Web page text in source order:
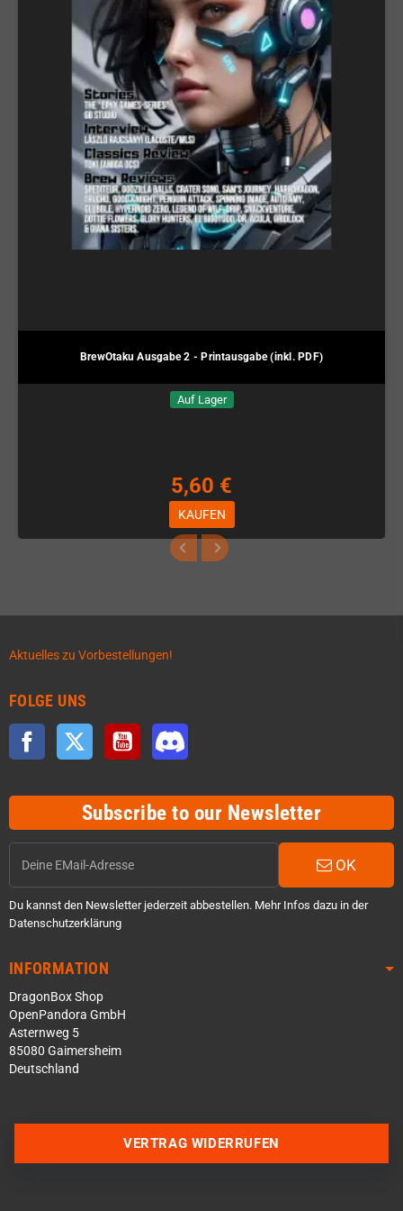
BrewOtaku Ausgabe 2 - Printausgabe (inkl. PDF)
Auf Lager
5,60 €
KAUFEN
Aktuelles zu Vorbestellungen!
FOLGE UNS
Facebook Twitter YouTube
Subscribe to our Newsletter
OK
Du kannst den Newsletter jederzeit abbestellen. Mehr Infos dazu in der
Datenschutzerklärung
INFORMATION
DragonBox Shop
OpenPandora GmbH
Asternweg 5
85080 Gaimersheim
Deutschland
Über WhatsApp schreiben
VERTRAG WIDERRUFEN